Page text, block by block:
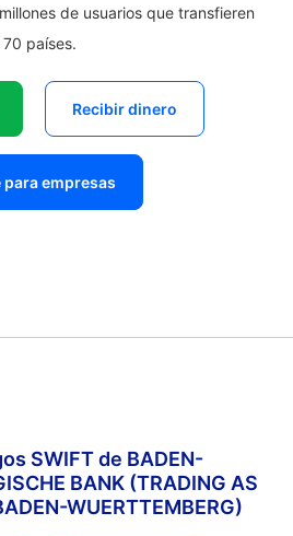
de usuarios que transfieren
países.
Recibir dinero
para empresas
SWIFT de BADEN-
BANK (TRADING AS
WUERTTEMBERG)